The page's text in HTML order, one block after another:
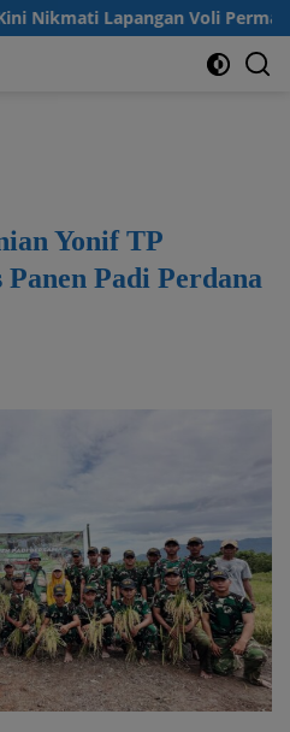
Lapangan Voli Permanen
Yonif TP
Panen Padi Perdana